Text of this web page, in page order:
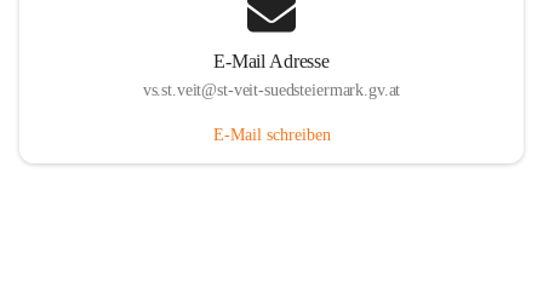
E-Mail Adresse
vs.st.veit@st-veit-suedsteiermark.gv.at
E-Mail schreiben